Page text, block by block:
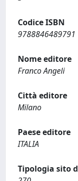
Codice ISBN
9788846489791
Nome editore
Franco Angeli
Città editore
Milano
Paese editore
ITALIA
Tipologia sito